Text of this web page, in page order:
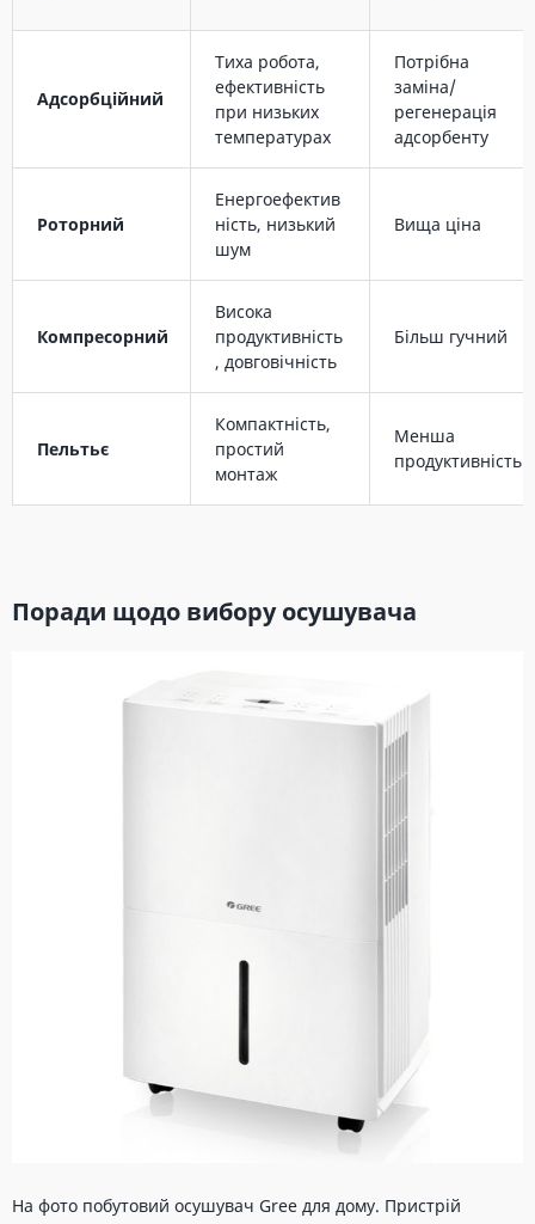
Адсорбційний
Тиха робота,
ефективність
при низьких
температурах
Потрібна
заміна/
регенерація
адсорбенту
Роторний
Енергоефектив
ність, низький
шум
Вища ціна
Компресорний
Висока
продуктивність
, довговічність
Більш гучний
Пельтьє
Компактність,
простий
монтаж
Менша
продуктивність
Поради щодо вибору осушувача
На фото побутовий осушувач Gree для дому. Пристрій